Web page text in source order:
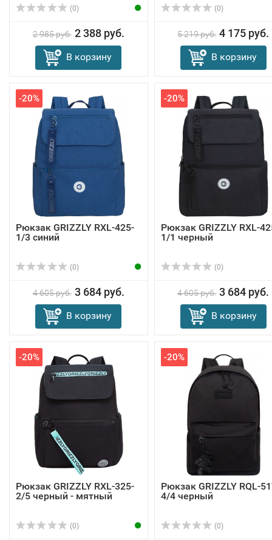
(0)
2 985 руб. 2 388 руб.
В корзину
(0)
5 219 руб. 4 175 руб.
В корзину
-20%
Рюкзак GRIZZLY RXL-425-
1/3 синий
(0)
4 605 руб. 3 684 руб.
В корзину
-20%
Рюкзак GRIZZLY RXL-
1/1 черный
(0)
4 605 руб. 3 684 руб.
В корзину
-20%
Рюкзак GRIZZLY RXL-325-
2/5 черный - мятный
(0)
-20%
Рюкзак GRIZZLY RQL-
4/4 черный
(0)